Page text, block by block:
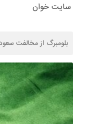
سایت خوان
بلومبرگ از مخالفت